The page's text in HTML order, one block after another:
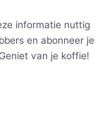
informatie nuttig
en abonneer je
van je koffie!